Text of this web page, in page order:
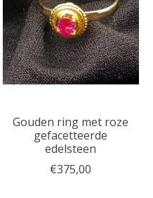
Gouden ring met roze
gefacetteerde
edelsteen
€375,00